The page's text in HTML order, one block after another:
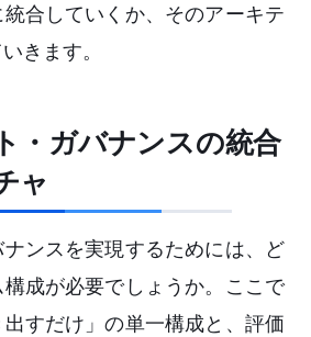
合していくか、そのアーキテ
きます。
・ガバナンスの統合
ャ
ンスを実現するためには、ど
成が必要でしょうか。ここで
すだけ」の単一構成と、評価